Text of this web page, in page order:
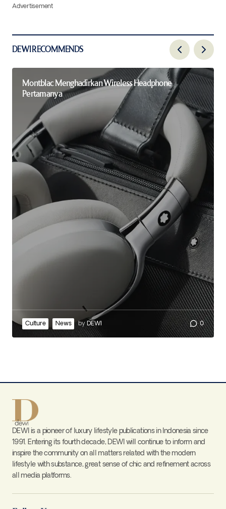
Advertisement
DEWI RECOMMENDS
Montblac Menghadirkan Wireless Headphone
Pertamanya
Culture News by DEWI 0
DEWI is a pioneer of luxury lifestyle publications in Indonesia since
1991. Entering its fourth decade, DEWI will continue to inform and
inspire the community on all matters related with the modern
lifestyle with substance, great sense of chic and refinement across
all media platforms.